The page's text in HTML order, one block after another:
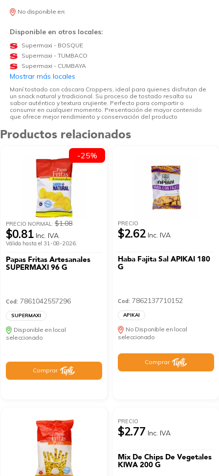
No disponible en:
Disponible en otros locales:
Supermaxi - BOSQUE
Supermaxi - TUMBACO
Supermaxi - CUMBAYA
Mostrar más locales
Maní tostado con cáscara Croppers, ideal para quienes disfrutan de
un snack natural y tradicional. Su proceso de tostado resalta su
sabor auténtico y textura crujiente. Perfecto para compartir o
consumir en cualquier momento. Presentación de mayor contenido
que ofrece mejor rendimiento y conservación del producto
Productos relacionados
PRECIO NORMAL:$1.08
$0.81 Inc. IVA
Válida hasta el 31-08-2026.
Papas Fritas Artesanales
SUPERMAXI 96 G
Cod: 7861042557296
SUPERMAXI
Disponible en local
seleccionado
Comprar
-25%
PRECIO
$2.62 Inc. IVA
Haba Fajita Sal APIKAI 180
G
Cod: 7862137710152
APIKAI
No Disponible en local
seleccionado
Comprar
PRECIO
$2.77 Inc. IVA
Mix De Chips De Vegetales
KIWA 200 G